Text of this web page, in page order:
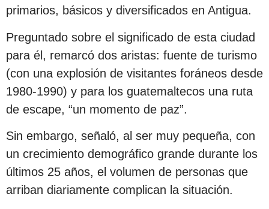
primarios, básicos y diversificados en Antigua.
Preguntado sobre el significado de esta ciudad
para él, remarcó dos aristas: fuente de turismo
(con una explosión de visitantes foráneos desde
1980-1990) y para los guatemaltecos una ruta
de escape, “un momento de paz”.
Sin embargo, señaló, al ser muy pequeña, con
un crecimiento demográfico grande durante los
últimos 25 años, el volumen de personas que
arriban diariamente complican la situación.